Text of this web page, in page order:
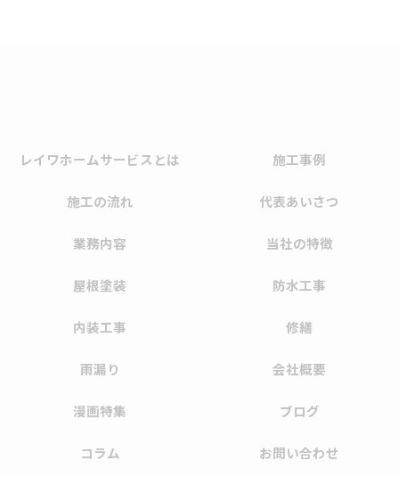
レイワホームサービスとは 施工事例
施工の流れ 代表あいさつ
業務内容 当社の特徴
屋根塗装 防水工事
内装工事 修繕
雨漏り 会社概要
漫画特集 ブログ
コラム お問い合わせ